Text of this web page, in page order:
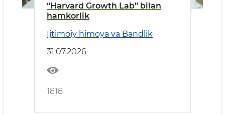
“Harvard Growth Lab” bilan
hamkorlik
Ijtimoiy himoya va Bandlik
31.07.2026
1818